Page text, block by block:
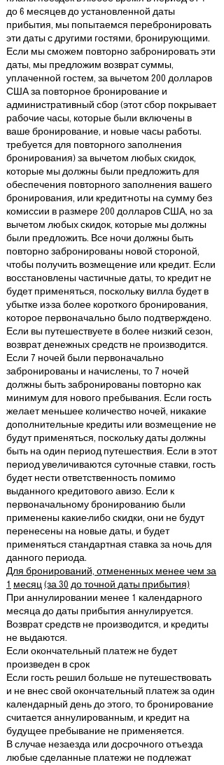
до 6 месяцев до установленной даты
прибытия, мы попытаемся перебронировать
эти даты с другими гостями, бронирующими.
Если мы сможем повторно забронировать эти
даты, мы предложим возврат суммы,
уплаченной гостем, за вычетом 200 долларов
США за повторное бронирование и
административный сбор (этот сбор покрывает
рабочие часы, которые были включены в
ваше бронирование, и новые часы работы.
требуется для повторного заполнения
бронирования) за вычетом любых скидок,
которые мы должны были предложить для
обеспечения повторного заполнения вашего
бронирования, или кредит-ноты на сумму без
комиссии в размере 200 долларов США, но за
вычетом любых скидок, которые мы должны
были предложить. Все ночи должны быть
повторно забронированы новой стороной,
чтобы получить возмещение или кредит. Если
восстановлены частичные даты, то кредит не
будет применяться, поскольку вилла будет в
убытке из-за более короткого бронирования,
которое первоначально было подтверждено.
Если вы путешествуете в более низкий сезон,
возврат денежных средств не производится.
Если 7 ночей были первоначально
забронированы и начислены, то 7 ночей
должны быть забронированы повторно как
минимум для нового пребывания. Если гость
желает меньшее количество ночей, никакие
дополнительные кредиты или возмещение не
будут применяться, поскольку даты должны
быть на один период путешествия. Если в этот
период увеличиваются суточные ставки, гость
будет нести ответственность помимо
выданного кредитового авизо. Если к
первоначальному бронированию были
применены какие-либо скидки, они не будут
перенесены на новые даты, и будет
применяться стандартная ставка за ночь для
данного периода.
Для бронирований, отмененных менее чем за
1 месяц(за 30 до точной даты прибытия)
При аннулировании менее 1 календарного
месяца до даты прибытия аннулируется.
Возврат средств не производится, и кредиты
не выдаются.
Если окончательный платеж не будет
произведен в срок
Если гость решил больше не путешествовать
и не внес свой окончательный платеж за один
календарный день до этого, то бронирование
считается аннулированным, и кредит на
будущее пребывание не применяется.
В случае незаезда или досрочного отъезда
любые сделанные платежи не подлежат